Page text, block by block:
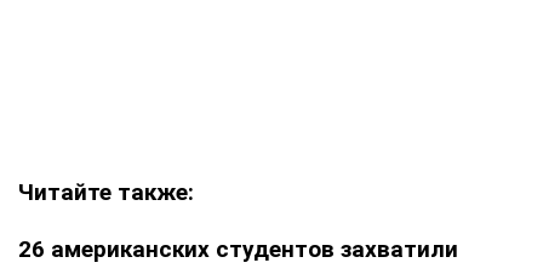
Читайте также:
26 американских студентов захватили